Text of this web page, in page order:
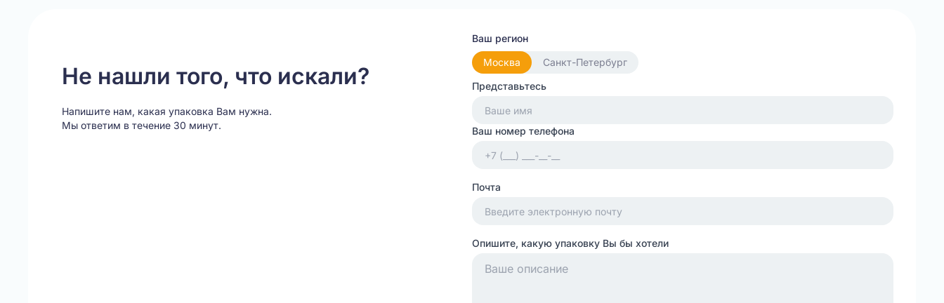
Не нашли того, что искали?
Напишите нам, какая упаковка Вам нужна.
Мы ответим в течение 30 минут.
Ваш регион
Москва
Санкт-Петербург
Представьтесь
Ваш номер телефона
Почта
Опишите, какую упаковку Вы бы хотели